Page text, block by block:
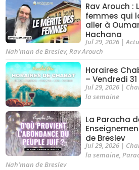
Rav Arouch :
femmes qui
aller à
Hachana
Jul 29, 2026|
Nah'man de Breslev,Rav Arouch
Horaires
– Vendredi
Jul 29, 2026|
la semaine
La Paracha
de Breslev
Jul 29, 2026|
la semaine,
Nah'man de Breslev